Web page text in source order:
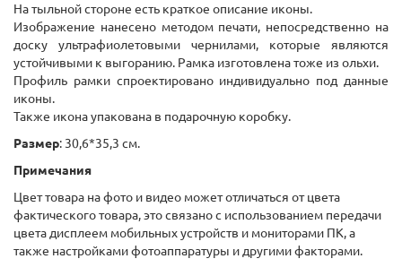
На тыльной стороне есть краткое описание иконы.
Изображение нанесено методом печати, непосредственно на
доску ультрафиолетовыми чернилами, которые являются
устойчивыми к выгоранию. Рамка изготовлена ​​тоже из ольхи.
Профиль рамки спроектировано индивидуально под данные
иконы.
Также икона упакована в подарочную коробку.
Размер: 30,6*35,3 см.
Примечания
Цвет товара на фото и видео может отличаться от цвета
фактического товара, это связано с использованием передачи
цвета дисплеем мобильных устройств и мониторами ПК, а
также настройками фотоаппаратуры и другими факторами.